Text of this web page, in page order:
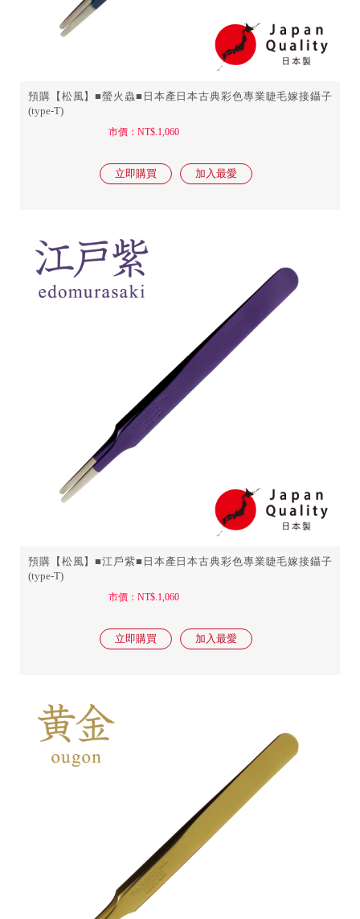
預購【松風】■螢火蟲■日本產日本古典彩色專業睫毛嫁接鑷子
(type-T)
市價：NT$.1,060
預購【松風】■江戶紫■日本產日本古典彩色專業睫毛嫁接鑷子
(type-T)
市價：NT$.1,060